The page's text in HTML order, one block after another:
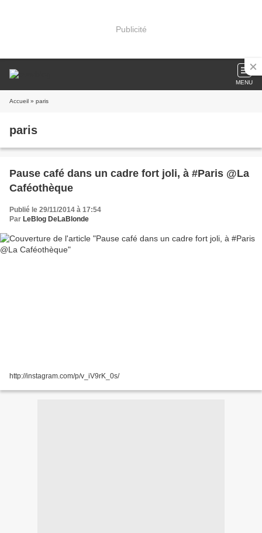
Publicité
MENU
Accueil » paris
paris
Pause café dans un cadre fort joli, à #Paris @La
Caféothèque
Publié le 29/11/2014 à 17:54
Par LeBlog DeLaBlonde
http://instagram.com/p/v_iV9rK_0s/